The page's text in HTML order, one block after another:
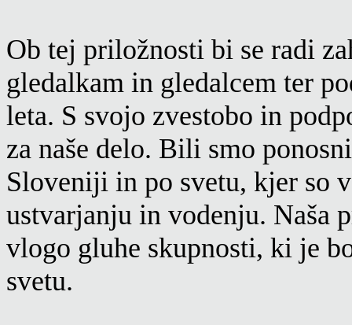
Ob tej priložnosti bi se radi
gledalkam in gledalcem ter
leta. S svojo zvestobo in
za naše delo. Bili smo
Sloveniji in po svetu, kjer so
ustvarjanju in vodenju. Naša
vlogo gluhe skupnosti, ki je
svetu.